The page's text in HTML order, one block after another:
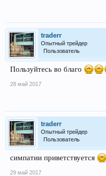
traderr
Опытный трейдер
Пользователь
Пользуйтесь во благо
28 май 2017
traderr
Опытный трейдер
Пользователь
симпатии приветствуется
29 май 2017